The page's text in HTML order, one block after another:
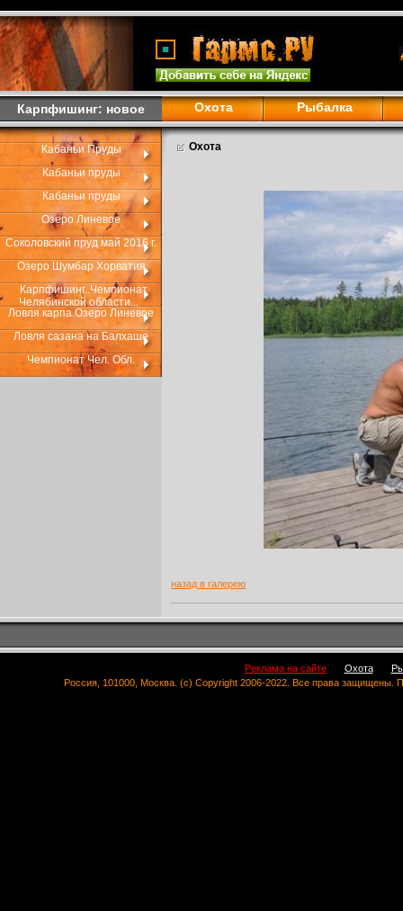
Карпфишинг: новое Охота Рыбалка
Кабаньи Пруды
Кабаньи пруды
Кабаньи пруды
Озеро Линевое
Соколовский пруд май 2016 г.
Озеро Шумбар Хорватия
Карпфишинг..Чемпионат
Челябинской области...
Ловля карпа.Озеро Линевое
Ловля сазана на Балхаше
Чемпионат Чел. Обл.
Охота
назад в галерею
Реклама на сайте Охота
Россия, 101000, Москва. (c) Copyright 2006-2022. Все права защищены.